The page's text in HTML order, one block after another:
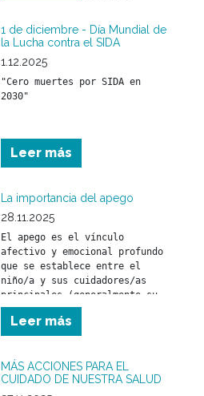
transparencia y mejor
atención para todos los
1 de diciembre - Día Mundial de
la Lucha contra el SIDA
1.12.2025
"Cero muertes por SIDA en
2030"
Leer más
La importancia del apego
28.11.2025
El apego es el vínculo
afectivo y emocional profundo
que se establece entre el
niño/a y sus cuidadores/as
principales (generalmente su
madre y/o padre) desde los
primeros meses de vida.
Leer más
MÁS ACCIONES PARA EL
CUIDADO DE NUESTRA SALUD